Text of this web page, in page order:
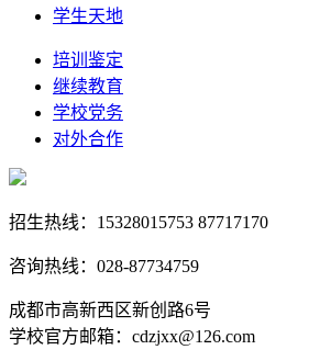
学生天地
培训鉴定
继续教育
学校党务
对外合作
招生热线：15328015753 87717170
咨询热线：028-87734759
成都市高新西区新创路6号
学校官方邮箱：cdzjxx@126.com